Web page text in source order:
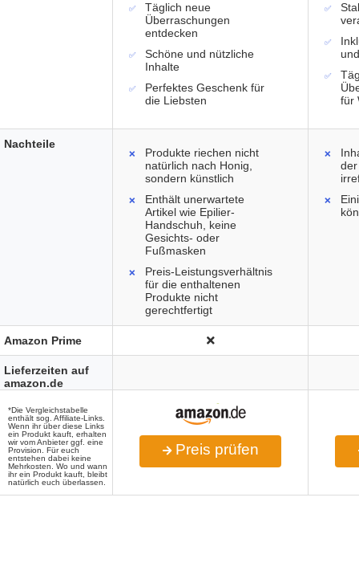
Täglich neue
Überraschungen
entdecken
Schöne und nützliche
Inhalte
Perfektes Geschenk für
die Liebsten
für
Produkte riechen nicht
natürlich nach Honig,
sondern künstlich
Enthält unerwartete
Artikel wie Epilier-
Handschuh, keine
Gesichts- oder
Fußmasken
Preis-Leistungsverhältnis
für die enthaltenen
Produkte nicht
gerechtfertigt
Preis prüfen
Nachteile
Amazon Prime
Lieferzeiten auf
amazon.de
*Die Vergleichstabelle
enthält sog. Affiliate-Links.
Wenn ihr über diese Links
ein Produkt kauft, erhalten
wir vom Anbieter ggf. eine
Provision. Für euch
entstehen dabei keine
Mehrkosten. Wo und wann
ihr ein Produkt kauft, bleibt
natürlich euch überlassen.